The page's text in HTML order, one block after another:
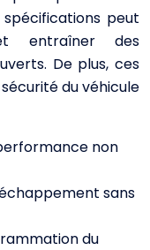
peut
entraîner des
De plus, ces
du véhicule
non
sans
du